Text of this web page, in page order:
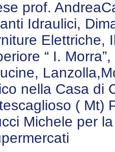
prof.
Idraulici,
Elettriche,
“ I.
nella Casa di
( Mt)
Michele per